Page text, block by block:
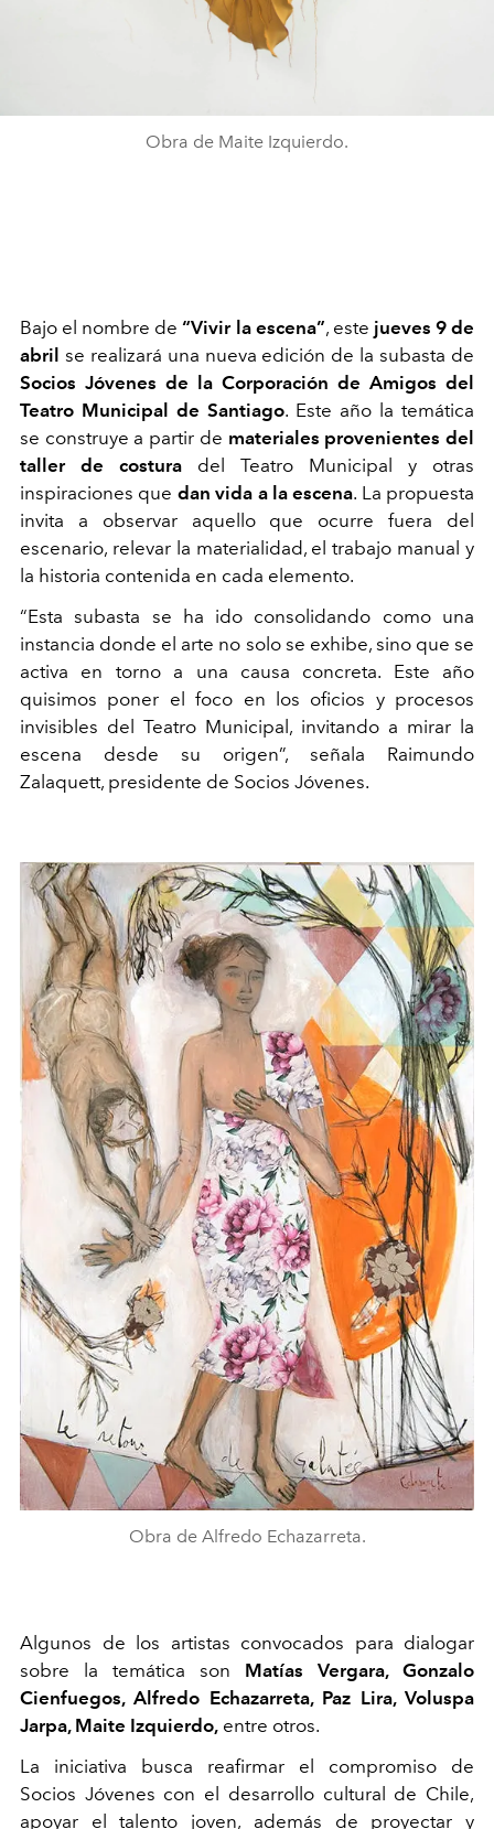
Obra de Maite Izquierdo.
Bajo el nombre de“Vivir la escena”, este jueves 9 de
abril se realizará una nueva edición de la subasta de
Socios Jóvenes de la Corporación de Amigos del
Teatro Municipal de Santiago. Este año la temática
se construye a partir de materiales provenientes del
taller de costura del Teatro Municipal y otras
inspiraciones que dan vida a la escena. La propuesta
invita a observar aquello que ocurre fuera del
escenario, relevar la materialidad, el trabajo manual y
la historia contenida en cada elemento.
“Esta subasta se ha ido consolidando como una
instancia donde el arte no solo se exhibe, sino que se
activa en torno a una causa concreta. Este año
quisimos poner el foco en los oficios y procesos
invisibles del Teatro Municipal, invitando a mirar la
escena desde su origen”, señala Raimundo
Zalaquett, presidente de Socios Jóvenes.
Obra de Alfredo Echazarreta.
Algunos de los artistas convocados para dialogar
sobre la temática son Matías Vergara, Gonzalo
Cienfuegos, Alfredo Echazarreta, Paz Lira, Voluspa
Jarpa, Maite Izquierdo, entre otros.
La iniciativa busca reafirmar el compromiso de
Socios Jóvenes con el desarrollo cultural de Chile,
apoyar el talento joven, además de proyectar y